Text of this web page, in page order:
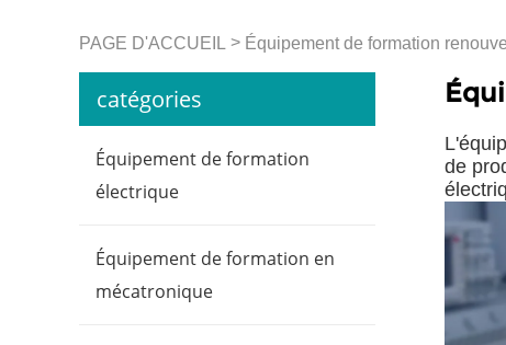
PAGE D'ACCUEIL > Équipement de formation
catégories
Équipement de formation
électrique
Équipement de formation en
mécatronique
de